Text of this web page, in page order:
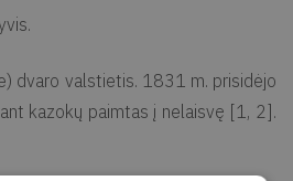
dvaro valstietis. 1831 m. prisidėjo
kazokų paimtas į nelaisvę [1, 2].